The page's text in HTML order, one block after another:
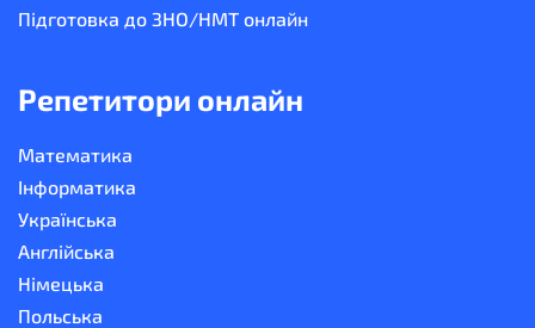
Підготовка до ЗНО/НМТ онлайн
Репетитори онлайн
Математика
Інформатика
Українська
Англійська
Німецька
Польська